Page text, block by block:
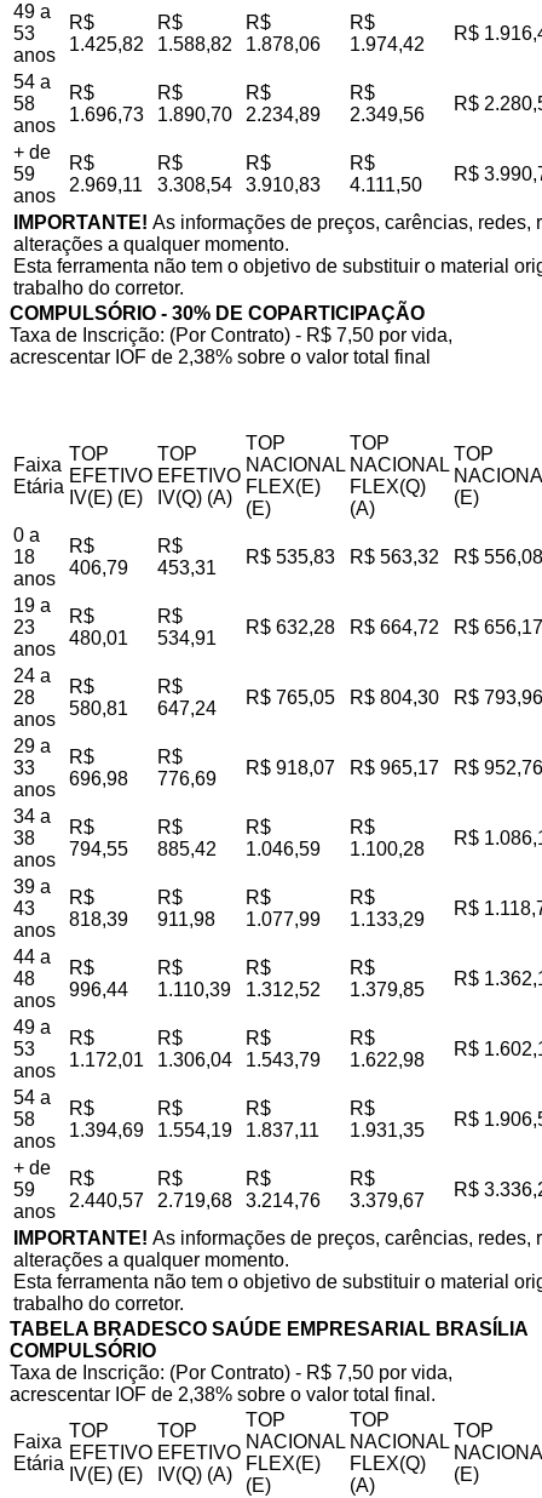
49 a
53
anos
R$
1.425,82
R$
1.588,82
R$
1.878,06
R$
1.974,42
R$
54 a
58
anos
R$
1.696,73
R$
1.890,70
R$
2.234,89
R$
2.349,56
R$
+ de
59
anos
R$
2.969,11
R$
3.308,54
R$
3.910,83
R$
4.111,50
R$
IMPORTANTE! As informações de preços, carências,
alterações a qualquer momento.
Esta ferramenta não tem o objetivo de substituir o material
trabalho do corretor.
COMPULSÓRIO - 30% DE COPARTICIPAÇÃO
Taxa de Inscrição: (Por Contrato) - R$ 7,50 por vida,
acrescentar IOF de 2,38% sobre o valor total final
Faixa
Etária
TOP
EFETIVO
IV(E) (E)
TOP
EFETIVO
IV(Q) (A)
TOP
NACIONAL
FLEX(E)
(E)
TOP
NACIONAL
FLEX(Q)
(A)
TOP
(E)
0 a
18
anos
R$
406,79
R$
453,31
R$ 535,83 R$ 563,32 R$ 556,08
19 a
23
anos
R$
480,01
R$
534,91
R$ 632,28 R$ 664,72 R$ 656,17
24 a
28
anos
R$
580,81
R$
647,24
R$ 765,05 R$ 804,30 R$ 793,96
29 a
33
anos
R$
696,98
R$
776,69
R$ 918,07 R$ 965,17 R$ 952,76
34 a
38
anos
R$
794,55
R$
885,42
R$
1.046,59
R$
1.100,28
R$
39 a
43
anos
R$
818,39
R$
911,98
R$
1.077,99
R$
1.133,29
R$
44 a
48
anos
R$
996,44
R$
1.110,39
R$
1.312,52
R$
1.379,85
R$
49 a
53
anos
R$
1.172,01
R$
1.306,04
R$
1.543,79
R$
1.622,98
R$
54 a
58
anos
R$
1.394,69
R$
1.554,19
R$
1.837,11
R$
1.931,35
R$
+ de
59
anos
R$
2.440,57
R$
2.719,68
R$
3.214,76
R$
3.379,67
R$
IMPORTANTE! As informações de preços, carências,
alterações a qualquer momento.
Esta ferramenta não tem o objetivo de substituir o material
trabalho do corretor.
TABELA BRADESCO SAÚDE EMPRESARIAL BRASÍLIA
COMPULSÓRIO
Taxa de Inscrição: (Por Contrato) - R$ 7,50 por vida,
acrescentar IOF de 2,38% sobre o valor total final.
Faixa
Etária
TOP
EFETIVO
IV(E) (E)
TOP
EFETIVO
IV(Q) (A)
TOP
NACIONAL
FLEX(E)
(E)
TOP
NACIONAL
FLEX(Q)
(A)
TOP
(E)